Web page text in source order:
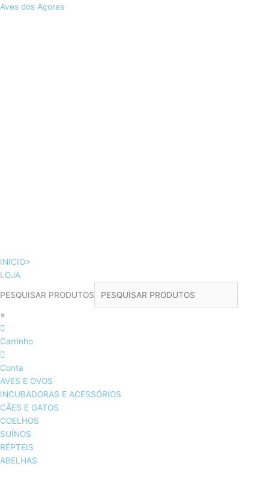
Skip
Aves dos Açores
INICIO>
LOJA
PESQUISAR PRODUTOS
×
Carrinho
Conta
AVES E OVOS
INCUBADORAS E ACESSÓRIOS
CÃES E GATOS
COELHOS
SUÍNOS
RÉPTEIS
ABELHAS